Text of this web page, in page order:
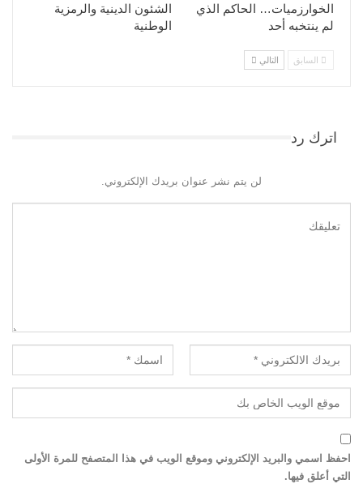
الشئون الدينية والرمزية
الوطنية
الخوارزميات… الحاكم الذي
لم ينتخبه أحد
السابق التالي
اترك رد
لن يتم نشر عنوان بريدك الإلكتروني.
احفظ اسمي والبريد الإلكتروني وموقع الويب في هذا المتصفح للمرة الأولى
التي أعلق فيها.